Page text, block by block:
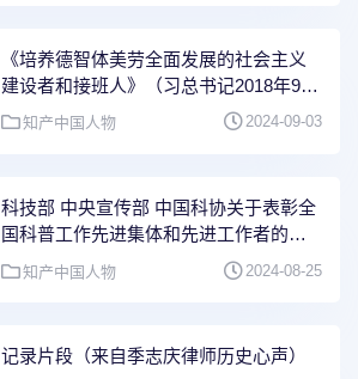
《培养德智体美劳全面发展的社会主义
建设者和接班人》（习总书记2018年9月
10日在全国教育大会上讲话的一部分）
知产中国人物 2024-09-03
科技部 中央宣传部 中国科协关于表彰全
国科普工作先进集体和先进工作者的决
定（国科发才〔2024〕95号）
知产中国人物 2024-08-25
记录片段（来自季志庆律师历史心声）